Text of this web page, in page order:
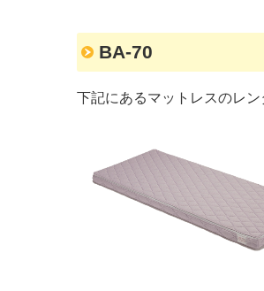
BA-70
下記にあるマットレスのレ